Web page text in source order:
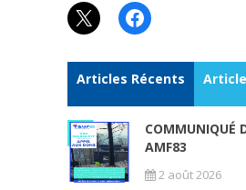
X Facebook
Articles Récents
COMMUNIQUÉ
AMF83
2 août 2026